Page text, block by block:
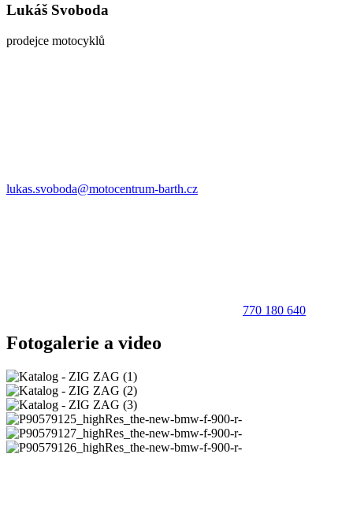
Lukáš Svoboda
prodejce motocyklů
lukas.svoboda@motocentrum-barth.cz
770 180 640
Fotogalerie a video